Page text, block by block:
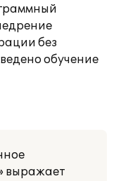
без
обучение
выражает